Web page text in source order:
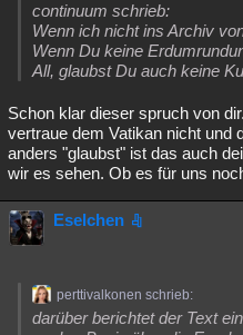
continuum schrieb:
Wenn ich nicht ins Archiv
Wenn Du keine
All, glaubst Du auch keine
Schon klar dieser spruch von
vertraue dem Vatikan nicht und
anders "glaubst" ist das auch
wir es sehen. Ob es für uns
Eselchen
perttivalkonen schrieb:
darüber berichtet der Text